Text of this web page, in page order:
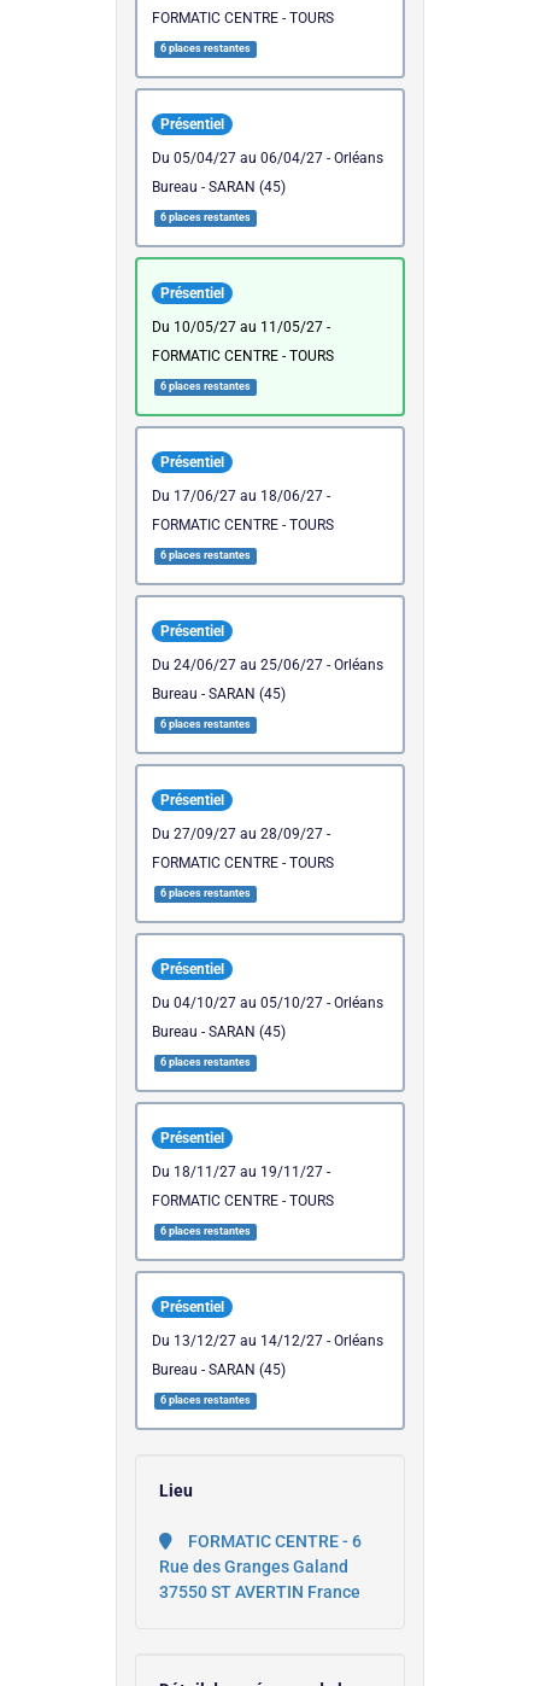
FORMATIC CENTRE - TOURS
6 places restantes
Présentiel
du 05/04/27 au 06/04/27 - Orléans
Bureau - SARAN (45)
6 places restantes
Présentiel
du 10/05/27 au 11/05/27 -
FORMATIC CENTRE - TOURS
6 places restantes
Présentiel
du 17/06/27 au 18/06/27 -
FORMATIC CENTRE - TOURS
6 places restantes
Présentiel
du 24/06/27 au 25/06/27 - Orléans
Bureau - SARAN (45)
6 places restantes
Présentiel
du 27/09/27 au 28/09/27 -
FORMATIC CENTRE - TOURS
6 places restantes
Présentiel
du 04/10/27 au 05/10/27 - Orléans
Bureau - SARAN (45)
6 places restantes
Présentiel
du 18/11/27 au 19/11/27 -
FORMATIC CENTRE - TOURS
6 places restantes
Présentiel
du 13/12/27 au 14/12/27 - Orléans
Bureau - SARAN (45)
6 places restantes
Lieu
Rue des Granges Galand
37550 ST AVERTIN France